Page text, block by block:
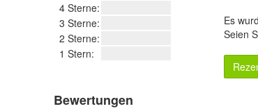
4 Sterne:
3 Sterne:
2 Sterne:
1 Stern:
Es
Seien
Bewertungen